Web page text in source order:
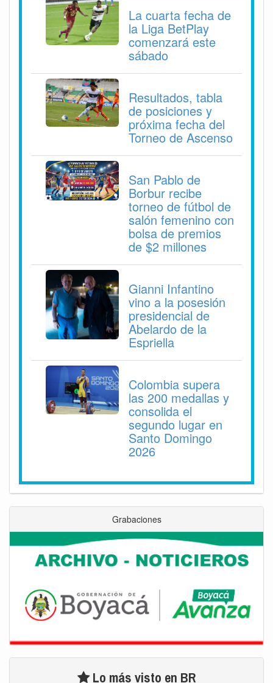
La cuarta fecha de
la Liga BetPlay
comenzará este
sábado
Resultados, tabla
de posiciones y
próxima fecha del
Torneo de Ascenso
San Pablo de
Borbur recibe
torneo de fútbol de
salón femenino con
bolsa de premios
de $2 millones
Gianni Infantino
vino a la posesión
presidencial de
Abelardo de la
Espriella
Colombia supera
las 200 medallas y
consolida el
segundo lugar en
Santo Domingo
2026
Grabaciones
Lo más visto en BR